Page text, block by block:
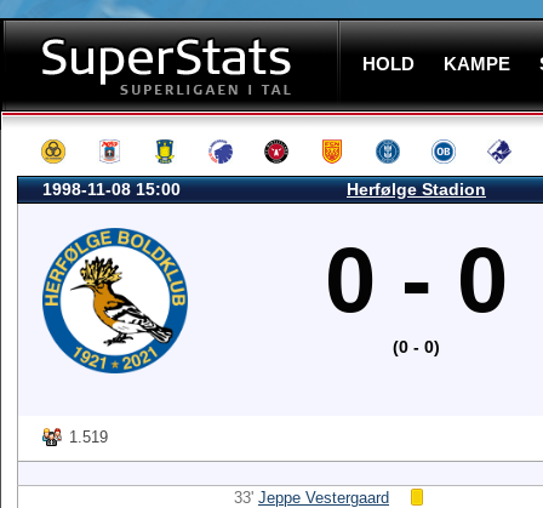
HOLD KAMPE
1998-11-08 15:00 Herfølge Stadion
0 - 0
(0 - 0)
1.519
33' Jeppe Vestergaard